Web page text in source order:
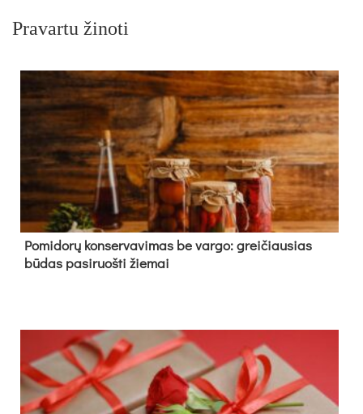
Pravartu žinoti
Pomidorų konservavimas be vargo: greičiausias
būdas pasiruošti žiemai